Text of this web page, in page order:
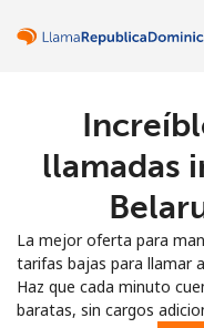
llamadas
La mejor oferta para
tarifas bajas para llamar
Haz que cada minuto
baratas, sin cargos